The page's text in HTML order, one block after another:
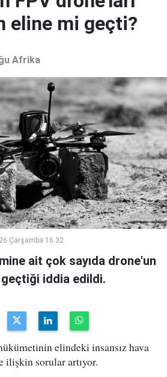
eline mi geçti?
Afrika
Çarşamba 16:32
ait çok sayıda drone'un
geçtiği iddia edildi.
elindeki insansız hava
ilişkin sorular artıyor.